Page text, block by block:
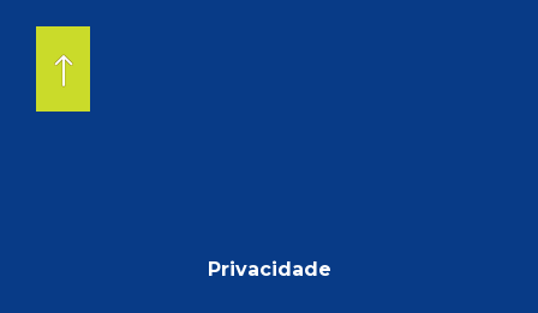
Privacidade